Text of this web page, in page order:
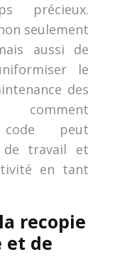
précieux.
seulement
aussi de
le
des
comment
code peut
de travail et
en tant
recopie
et de